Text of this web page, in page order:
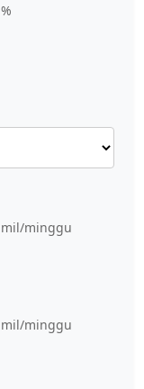
%
mil/minggu
mil/minggu